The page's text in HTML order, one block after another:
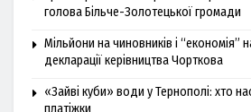
голова Більче-Золотецької громади
Мільйони на чиновників і “економія”
декларації керівництва Чорткова
«Зайві куби» води у Тернополі: хто